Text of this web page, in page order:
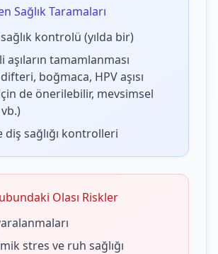
Sağlık Taramaları
kontrolü (yılda bir)
aşıların tamamlanması
boğmaca, HPV aşısı
de önerilebilir, mevsimsel
vb.)
diş sağlığı kontrolleri
Olası Riskler
stres ve ruh sağlığı